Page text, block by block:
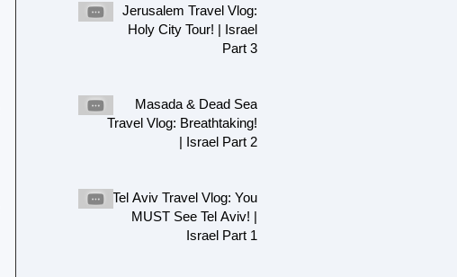
Jerusalem Travel Vlog:
Holy City Tour! | Israel
Part 3
Masada & Dead Sea
Travel Vlog: Breathtaking!
| Israel Part 2
Tel Aviv Travel Vlog: You
MUST See Tel Aviv! |
Israel Part 1